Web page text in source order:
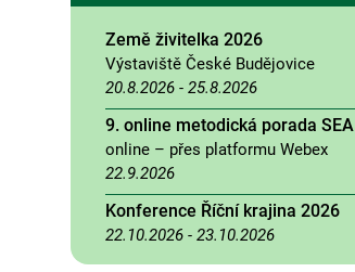
Země živitelka 2026
Výstaviště České Budějovice
20.8.2026 - 25.8.2026
9. online metodická porada SEA
online – přes platformu Webex
22.9.2026
Konference Říční krajina 2026
22.10.2026 - 23.10.2026